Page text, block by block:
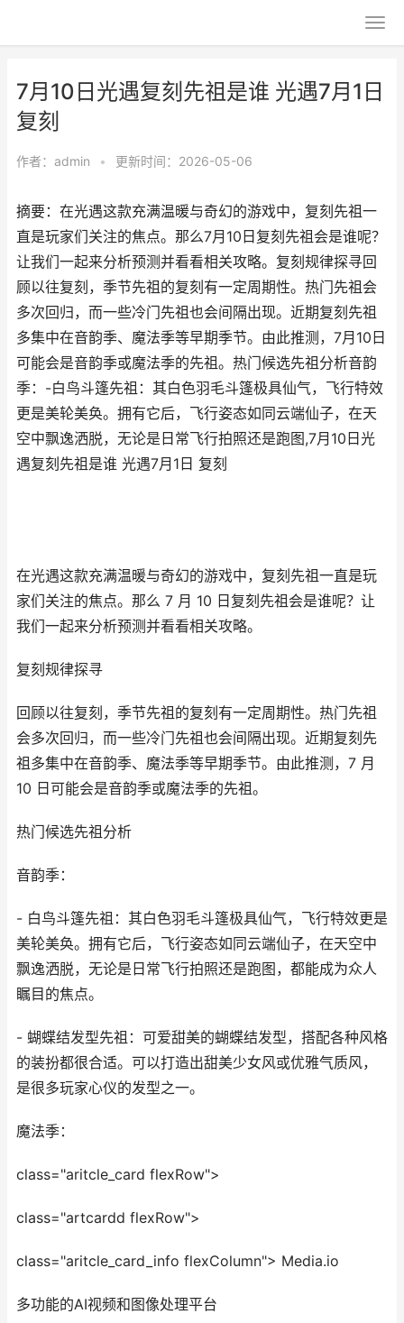
7月10日光遇复刻先祖是谁 光遇7月1日
复刻
作者： admin • 更新时间：2026-05-06
摘要：在光遇这款充满温暖与奇幻的游戏中，复刻先祖一
直是玩家们关注的焦点。那么7月10日复刻先祖会是谁呢？
让我们一起来分析预测并看看相关攻略。复刻规律探寻回
顾以往复刻，季节先祖的复刻有一定周期性。热门先祖会
多次回归，而一些冷门先祖也会间隔出现。近期复刻先祖
多集中在音韵季、魔法季等早期季节。由此推测，7月10日
可能会是音韵季或魔法季的先祖。热门候选先祖分析音韵
季：-白鸟斗篷先祖：其白色羽毛斗篷极具仙气，飞行特效
更是美轮美奂。拥有它后，飞行姿态如同云端仙子，在天
空中飘逸洒脱，无论是日常飞行拍照还是跑图,7月10日光
遇复刻先祖是谁 光遇7月1日 复刻
在光遇这款充满温暖与奇幻的游戏中，复刻先祖一直是玩
家们关注的焦点。那么 7 月 10 日复刻先祖会是谁呢？让
我们一起来分析预测并看看相关攻略。
复刻规律探寻
回顾以往复刻，季节先祖的复刻有一定周期性。热门先祖
会多次回归，而一些冷门先祖也会间隔出现。近期复刻先
祖多集中在音韵季、魔法季等早期季节。由此推测，7 月
10 日可能会是音韵季或魔法季的先祖。
热门候选先祖分析
音韵季：
- 白鸟斗篷先祖：其白色羽毛斗篷极具仙气，飞行特效更是
美轮美奂。拥有它后，飞行姿态如同云端仙子，在天空中
飘逸洒脱，无论是日常飞行拍照还是跑图，都能成为众人
瞩目的焦点。
- 蝴蝶结发型先祖：可爱甜美的蝴蝶结发型，搭配各种风格
的装扮都很合适。可以打造出甜美少女风或优雅气质风，
是很多玩家心仪的发型之一。
魔法季：
class="aritcle_card flexRow">
class="artcardd flexRow">
class="aritcle_card_info flexColumn"> Media.io
多功能的AI视频和图像处理平台